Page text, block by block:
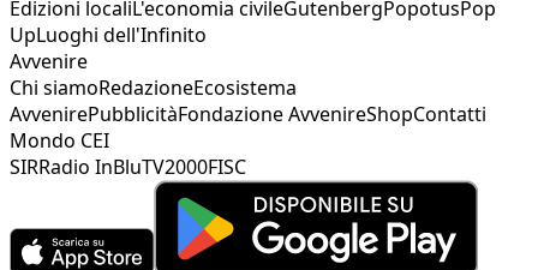
Edizioni localiL'economia civileGutenbergPopotusPop
UpLuoghi dell'Infinito
Avvenire
Chi siamoRedazioneEcosistema
AvvenirePubblicitàFondazione AvvenireShopContatti
Mondo CEI
SIRRadio InBluTV2000FISC